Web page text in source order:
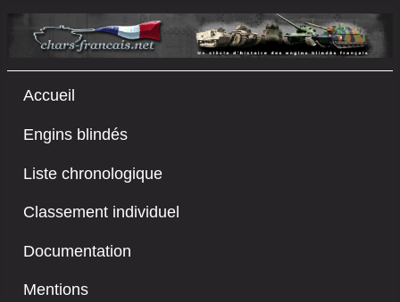
Accueil
Engins blindés
Liste chronologique
Classement individuel
Documentation
Mentions